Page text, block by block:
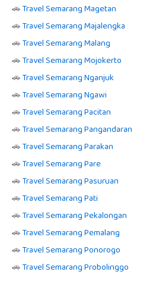
🚗Travel Semarang Magetan
🚗Travel Semarang Majalengka
🚗Travel Semarang Malang
🚗Travel Semarang Mojokerto
🚗Travel Semarang Nganjuk
🚗Travel Semarang Ngawi
🚗Travel Semarang Pacitan
🚗Travel Semarang Pangandaran
🚗Travel Semarang Parakan
🚗Travel Semarang Pare
🚗Travel Semarang Pasuruan
🚗Travel Semarang Pati
🚗Travel Semarang Pekalongan
🚗Travel Semarang Pemalang
🚗Travel Semarang Ponorogo
🚗Travel Semarang Probolinggo